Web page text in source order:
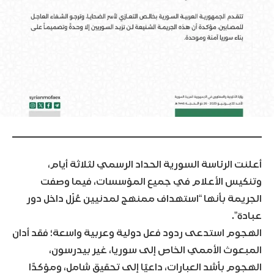
أعلنت الرئاسة السورية الحداد الرسمي لثلاثة أيام،
وتنكيس الأعلام في جميع المؤسسات، فيما وصفت
الجريمة بأنها “استهداف ممنهج لمدنيين عُزّل داخل دور
عبادة”.
الهجوم استدعى ردود فعل دولية وعربية واسعة؛ فقد أدان
المبعوث الأممي الخاص إلى سوريا، غير بيدرسون،
الهجوم بأشد العبارات، داعيًا إلى تحقيق شامل، ومؤكدًا